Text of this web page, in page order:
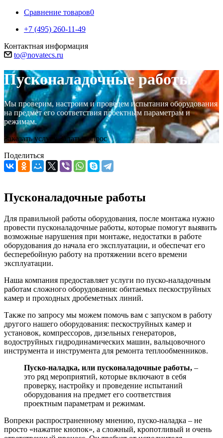
Сравнение товаров0
+7 (495) 260-11-49
Контактная информация
to@novatecs.ru
Пусконаладочные работы
Мы проверим, настроим и проведем испытания оборудования
на предмет его соответствия проектным параметрам и
режимам.
Заказать услугу Задать вопрос
Поделиться
Пусконаладочные работы
Для правильной работы оборудования, после монтажа нужно
провести пусконаладочные работы, которые помогут выявить
возможные нарушения при монтаже, недостатки в работе
оборудования до начала его эксплуатации, и обеспечат его
бесперебойную работу на протяжении всего времени
эксплуатации.
Наша компания предоставляет услуги по пуско-наладочным
работам сложного оборудования: обитаемых пескоструйных
камер и проходных дробеметных линий.
Также по запросу мы можем помочь вам с запуском в работу
другого нашего оборудования: пескоструйных камер и
установок, компрессоров, дизельных генераторов,
водоструйных гидродинамических машин, вальцовочного
инструмента и инструмента для ремонта теплообменников.
Пуско-наладка, или пусконаладочные работы, –
это ряд мероприятий, которые включают в себя
проверку, настройку и проведение испытаний
оборудования на предмет его соответствия
проектным параметрам и режимам.
Вопреки распространенному мнению, пуско-наладка – не
просто «нажатие кнопок», а сложный, кропотливый и очень